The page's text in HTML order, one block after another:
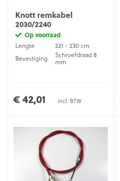
Knott remkabel
2030/2240
Op voorraad
Lengte
221 - 230 cm
Bevestiging
Schroefdraad 8
mm
€ 42,01 incl. BTW